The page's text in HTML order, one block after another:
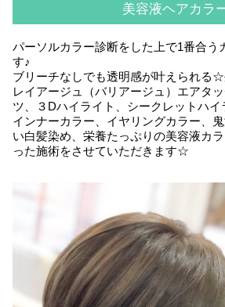
美容液ヘアカラ
パーソルカラー診断をした上で1番合う
す♪
ブリーチなしでも透明感が叶えられる
レイアージュ（バリアージュ）エアタ
ツ、３Dハイライト、シークレットハイ
インナーカラー、イヤリングカラー、
い白髪染め、栄養たっぷりの美容液カ
った施術をさせていただきます☆